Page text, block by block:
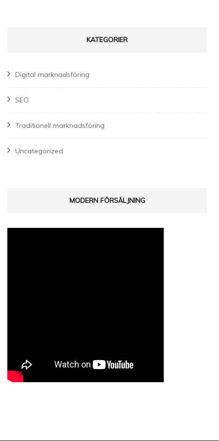
KATEGORIER
Digital marknadsföring
SEO
Traditionell marknadsföring
Uncategorized
MODERN FÖRSÄLJNING